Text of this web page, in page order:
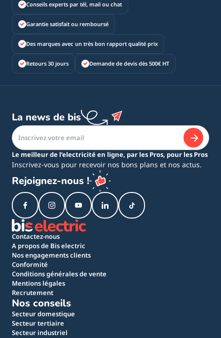
Conseils experts par tél, mail ou chat
Garantie satisfait ou remboursé
Des marques avec un très bon rapport qualité prix
Retours 30 jours Demande de devis dès 500€ HT
La news de bis
Le meilleur de l’electricité en ligne, par les Pros, pour les Pros
Inscrivez-vous pour recevoir nos bons plans et nos actus.
Rejoignez-nous !
Contactez-nous
A propos de Bis electric
Nos engagements clients
Conformité
Conditions générales de vente
Mentions légales
Recrutement
Nos conseils
Secteur domestique
Secteur tertiaire
Secteur industriel